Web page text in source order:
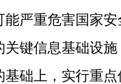
能严重危害国家
关键信息基础设
基础上，实行重